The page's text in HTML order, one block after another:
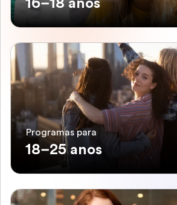
Programas para
18–25 anos